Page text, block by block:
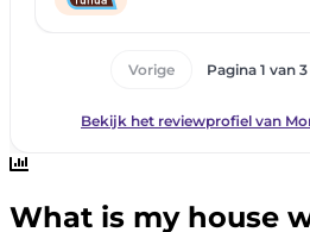
What is my house